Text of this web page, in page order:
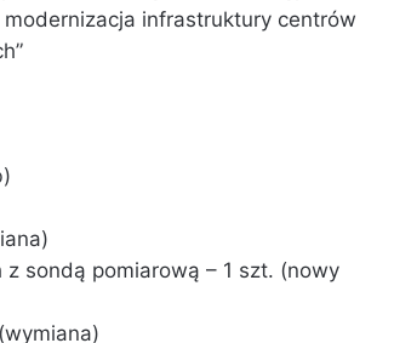
modernizacja infrastruktury centrów
sondą pomiarową – 1 szt. (nowy